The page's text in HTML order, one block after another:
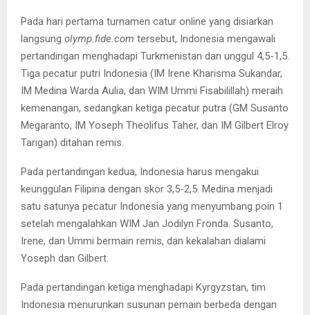
Pada hari pertama turnamen catur online yang disiarkan
langsung olymp.fide.com tersebut, Indonesia mengawali
pertandingan menghadapi Turkmenistan dan unggul 4,5-1,5.
Tiga pecatur putri Indonesia (IM Irene Kharisma Sukandar,
IM Medina Warda Aulia, dan WIM Ummi Fisabilillah) meraih
kemenangan, sedangkan ketiga pecatur putra (GM Susanto
Megaranto, IM Yoseph Theolifus Taher, dan IM Gilbert Elroy
Tarigan) ditahan remis.
Pada pertandingan kedua, Indonesia harus mengakui
keunggulan Filipina dengan skor 3,5-2,5. Medina menjadi
satu satunya pecatur Indonesia yang menyumbang poin 1
setelah mengalahkan WIM Jan Jodilyn Fronda. Susanto,
Irene, dan Ummi bermain remis, dan kekalahan dialami
Yoseph dan Gilbert.
Pada pertandingan ketiga menghadapi Kyrgyzstan, tim
Indonesia menurunkan susunan pemain berbeda dengan